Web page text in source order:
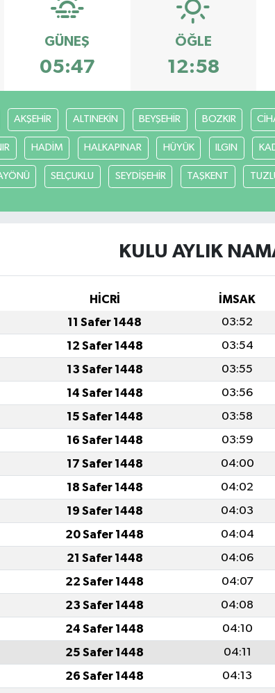
GÜNEŞ
05:47
ÖĞLE
12:58
AKŞEHİR ALTINEKİN BEYŞEHİR BOZKIR
HADİM HALKAPINAR HÜYÜK ILGIN
SELÇUKLU SEYDİŞEHİR TAŞKENT
KULU AYLIK
HİCRİ İMSAK
11 Safer 1448 03:52
12 Safer 1448 03:54
13 Safer 1448 03:55
14 Safer 1448 03:56
15 Safer 1448 03:58
16 Safer 1448 03:59
17 Safer 1448 04:00
18 Safer 1448 04:02
19 Safer 1448 04:03
20 Safer 1448 04:04
21 Safer 1448 04:06
22 Safer 1448 04:07
23 Safer 1448 04:08
24 Safer 1448 04:10
25 Safer 1448 04:11
26 Safer 1448 04:13